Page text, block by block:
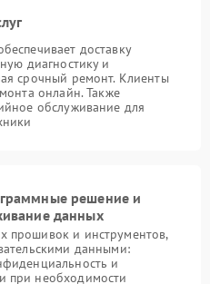
доставку
диагностику и
срочный ремонт. Клиенты
онлайн. Также
обслуживание для
решение и
данных
прошивок и инструментов,
данными:
и
при необходимости